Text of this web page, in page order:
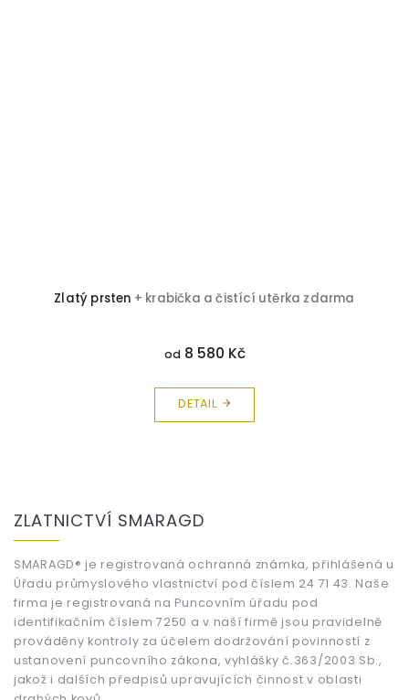
Zlatý prsten + krabička a čistící utěrka zdarma
od8 580 Kč
DETAIL
ZLATNICTVÍ SMARAGD
SMARAGD® je registrovaná ochranná známka, přihlášená u
Úřadu průmyslového vlastnictví pod číslem 24 71 43. Naše
firma je registrovaná na Puncovním úřadu pod
identifikačním číslem 7250 a v naší firmě jsou pravidelně
prováděny kontroly za účelem dodržování povinností z
ustanovení puncovního zákona, vyhlášky č.363/2003 Sb.,
jakož i dalších předpisů upravujících činnost v oblasti